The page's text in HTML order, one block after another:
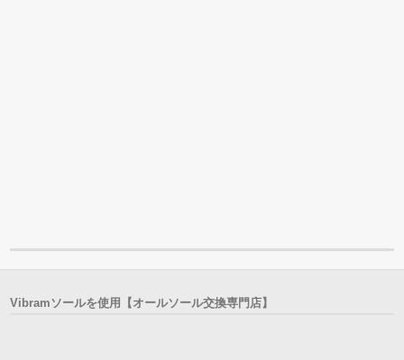
Vibramソールを使用【オールソール交換専門店】